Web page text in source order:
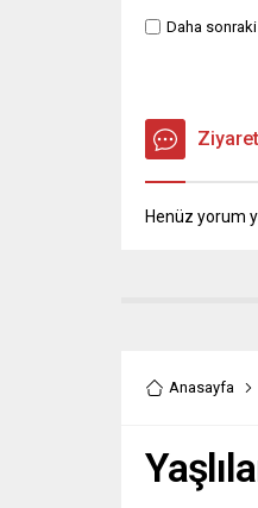
Daha
Henüz yorum
Anasayfa